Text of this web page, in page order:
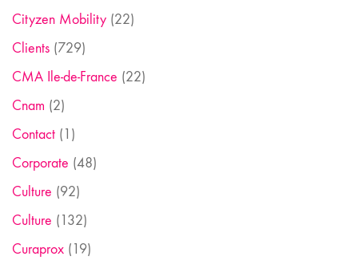
Cityzen Mobility (22)
Clients (729)
CMA Ile-de-France (22)
Cnam (2)
Contact (1)
Corporate (48)
Culture (92)
Culture (132)
Curaprox (19)